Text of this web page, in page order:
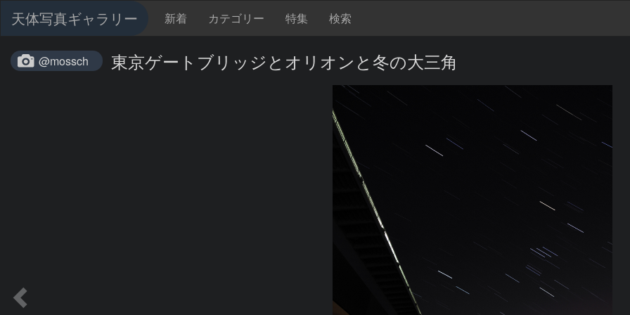
天体写真ギャラリー 新着 カテゴリー 特集 検索
@mossch 東京ゲートブリッジとオリオンと冬の大三角